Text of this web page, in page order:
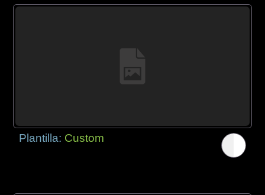
Plantilla: Custom